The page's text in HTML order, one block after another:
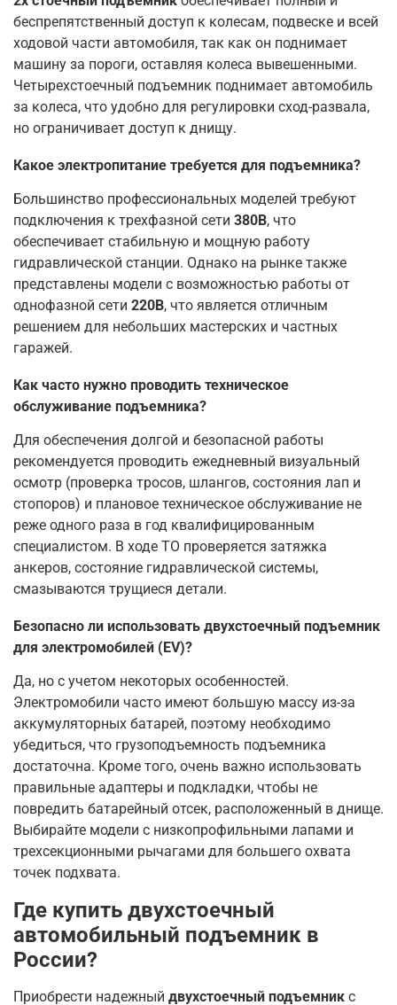
беспрепятственный доступ к колесам, подвеске и всей
ходовой части автомобиля, так как он поднимает
машину за пороги, оставляя колеса вывешенными.
Четырехстоечный подъемник поднимает автомобиль
за колеса, что удобно для регулировки сход-развала,
но ограничивает доступ к днищу.
Какое электропитание требуется для подъемника?
Большинство профессиональных моделей требуют
подключения к трехфазной сети 380В, что
обеспечивает стабильную и мощную работу
гидравлической станции. Однако на рынке также
представлены модели с возможностью работы от
однофазной сети 220В, что является отличным
решением для небольших мастерских и частных
гаражей.
Как часто нужно проводить техническое
обслуживание подъемника?
Для обеспечения долгой и безопасной работы
рекомендуется проводить ежедневный визуальный
осмотр (проверка тросов, шлангов, состояния лап и
стопоров) и плановое техническое обслуживание не
реже одного раза в год квалифицированным
специалистом. В ходе ТО проверяется затяжка
анкеров, состояние гидравлической системы,
смазываются трущиеся детали.
Безопасно ли использовать двухстоечный подъемник
для электромобилей (EV)?
Да, но с учетом некоторых особенностей.
Электромобили часто имеют большую массу из-за
аккумуляторных батарей, поэтому необходимо
убедиться, что грузоподъемность подъемника
достаточна. Кроме того, очень важно использовать
правильные адаптеры и подкладки, чтобы не
повредить батарейный отсек, расположенный в днище.
Выбирайте модели с низкопрофильными лапами и
трехсекционными рычагами для большего охвата
точек подхвата.
Где купить двухстоечный
автомобильный подъемник в
России?
Приобрести надежный двухстоечный подъемник с